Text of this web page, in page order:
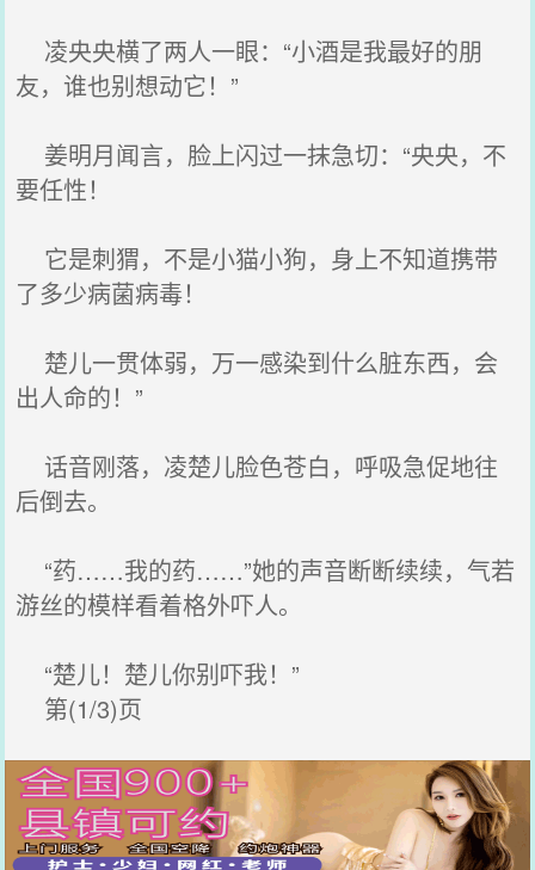
凌央央横了两人一眼：“小酒是我最好的朋
友，谁也别想动它！”
姜明月闻言，脸上闪过一抹急切：“央央，不
要任性！
它是刺猬，不是小猫小狗，身上不知道携带
了多少病菌病毒！
楚儿一贯体弱，万一感染到什么脏东西，会
出人命的！”
话音刚落，凌楚儿脸色苍白，呼吸急促地往
后倒去。
“药……我的药……”她的声音断断续续，气若
游丝的模样看着格外吓人。
“楚儿！楚儿你别吓我！”
第(1/3)页